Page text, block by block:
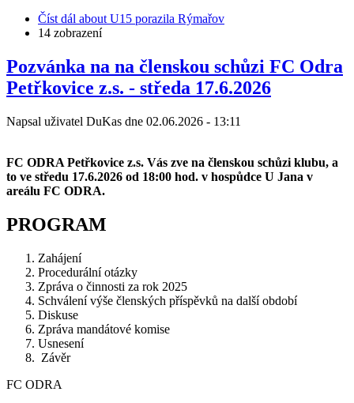
Číst dál about U15 porazila Rýmařov
14 zobrazení
Pozvánka na na členskou schůzi FC Odra
Petřkovice z.s. - středa 17.6.2026
Napsal uživatel DuKas dne 02.06.2026 - 13:11
FC ODRA Petřkovice z.s. Vás zve na členskou schůzi klubu, a
to ve středu 17.6.2026 od 18:00 hod. v hospůdce U Jana v
areálu FC ODRA.
PROGRAM
Zahájení
Procedurální otázky
Zpráva o činnosti za rok 2025
Schválení výše členských příspěvků na další období
Diskuse
Zpráva mandátové komise
Usnesení
Závěr
FC ODRA